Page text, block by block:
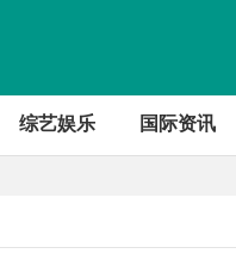
综艺娱乐 国际资讯